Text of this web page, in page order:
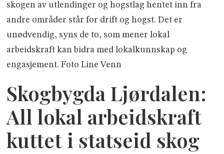
skogen av utlendinger og hogstlag hentet inn fra
andre områder står for drift og hogst. Det er
unødvendig, syns de to, som mener lokal
arbeidskraft kan bidra med lokalkunnskap og
engasjement. Foto Line Venn
Skogbygda Ljørdalen:
All lokal arbeidskraft
kuttet i statseid skog